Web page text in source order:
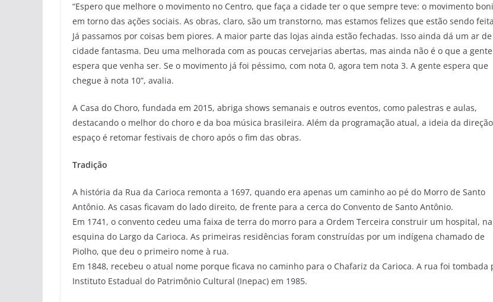
“Espero que melhore o movimento no Centro, que faça a cidade ter o que sempre teve: o movimento
em torno das ações sociais. As obras, claro, são um transtorno, mas estamos felizes que estão sendo
Já passamos por coisas bem piores. A maior parte das lojas ainda estão fechadas. Isso ainda dá um ar de
cidade fantasma. Deu uma melhorada com as poucas cervejarias abertas, mas ainda não é o que a gente
espera que venha ser. Se o movimento já foi péssimo, com nota 0, agora tem nota 3. A gente espera que
chegue à nota 10”, avalia.
A Casa do Choro, fundada em 2015, abriga shows semanais e outros eventos, como palestras e aulas,
destacando o melhor do choro e da boa música brasileira. Além da programação atual, a ideia da
espaço é retomar festivais de choro após o fim das obras.
Tradição
A história da Rua da Carioca remonta a 1697, quando era apenas um caminho ao pé do Morro de Santo
Antônio. As casas ficavam do lado direito, de frente para a cerca do Convento de Santo Antônio.
Em 1741, o convento cedeu uma faixa de terra do morro para a Ordem Terceira construir um hospital, na
esquina do Largo da Carioca. As primeiras residências foram construídas por um indígena chamado de
Piolho, que deu o primeiro nome à rua.
Em 1848, recebeu o atual nome porque ficava no caminho para o Chafariz da Carioca. A rua foi tombada
Instituto Estadual do Patrimônio Cultural (Inepac) em 1985.